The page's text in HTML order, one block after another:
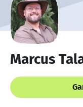
Marcus